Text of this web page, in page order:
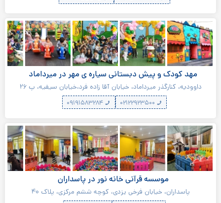
مهد کودک و پیش دبستانی سیاره ی مهر در میرداماد
داوودیه، کنارگذر میرداماد، خیابان آقا زاده فرد،خیابان سیفیه، پ ۲۶
۰۹۱۹۱۵۸۳۲۸۴
موسسه قرآنی خانه نور در پاسداران
پاسداران، خیابان فرخی یزدی، کوچه ششم مرکزی، پلاک ۴۰